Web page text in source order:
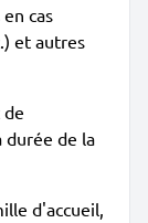
cas
et autres
de la
d'accueil,